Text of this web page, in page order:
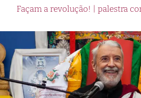
Façam a revolução! | palestra